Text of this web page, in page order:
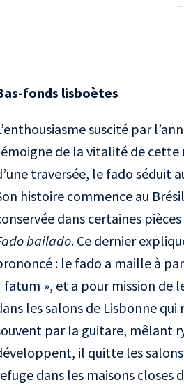
—
fonds lisboètes
suscité par
de la vitalité de cette
traversée, le fado séduit
histoire commence au
dans certaines
bailado. Ce dernier
: le fado a maille à
fatum », et a pour mission de
les salons de Lisbonne
par la guitare, mêlant
il quitte les
dans les maisons closes